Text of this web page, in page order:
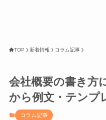
TOP 新着情報 コラム記事
会社概要の書き方
から例文・テンプ
コラム記事